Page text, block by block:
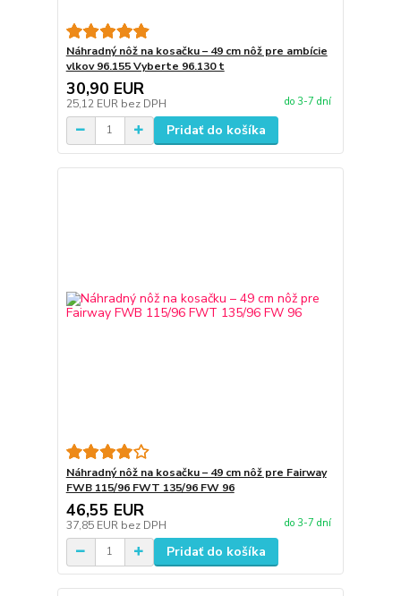
Náhradný nôž na kosačku – 49 cm nôž pre ambície
vlkov 96.155 Vyberte 96.130 t
30,90 EUR
25,12 EUR bez DPH do 3-7 dní
Pridať do košíka
Náhradný nôž na kosačku – 49 cm nôž pre Fairway
FWB 115/96 FWT 135/96 FW 96
46,55 EUR
37,85 EUR bez DPH do 3-7 dní
Pridať do košíka